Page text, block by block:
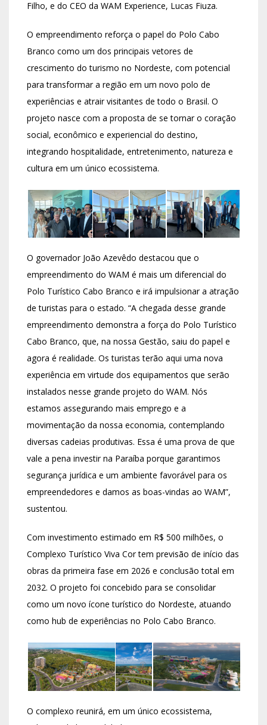
Filho, e do CEO da WAM Experience, Lucas Fiuza.
O empreendimento reforça o papel do Polo Cabo
Branco como um dos principais vetores de
crescimento do turismo no Nordeste, com potencial
para transformar a região em um novo polo de
experiências e atrair visitantes de todo o Brasil. O
projeto nasce com a proposta de se tornar o coração
social, econômico e experiencial do destino,
integrando hospitalidade, entretenimento, natureza e
cultura em um único ecossistema.
O governador João Azevêdo destacou que o
empreendimento do WAM é mais um diferencial do
Polo Turístico Cabo Branco e irá impulsionar a atração
de turistas para o estado. “A chegada desse grande
empreendimento demonstra a força do Polo Turístico
Cabo Branco, que, na nossa Gestão, saiu do papel e
agora é realidade. Os turistas terão aqui uma nova
experiência em virtude dos equipamentos que serão
instalados nesse grande projeto do WAM. Nós
estamos assegurando mais emprego e a
movimentação da nossa economia, contemplando
diversas cadeias produtivas. Essa é uma prova de que
vale a pena investir na Paraíba porque garantimos
segurança jurídica e um ambiente favorável para os
empreendedores e damos as boas-vindas ao WAM”,
sustentou.
Com investimento estimado em R$ 500 milhões, o
Complexo Turístico Viva Cor tem previsão de início das
obras da primeira fase em 2026 e conclusão total em
2032. O projeto foi concebido para se consolidar
como um novo ícone turístico do Nordeste, atuando
como hub de experiências no Polo Cabo Branco.
O complexo reunirá, em um único ecossistema,